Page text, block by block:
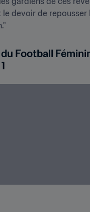
le devoir de repousser
Football